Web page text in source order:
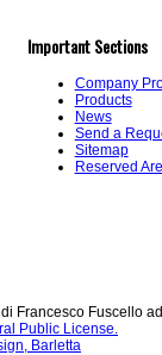
Important Sections
Company
Products
News
Send a
Sitemap
Reserved
Francesco Fuscello
Public License.
Barletta